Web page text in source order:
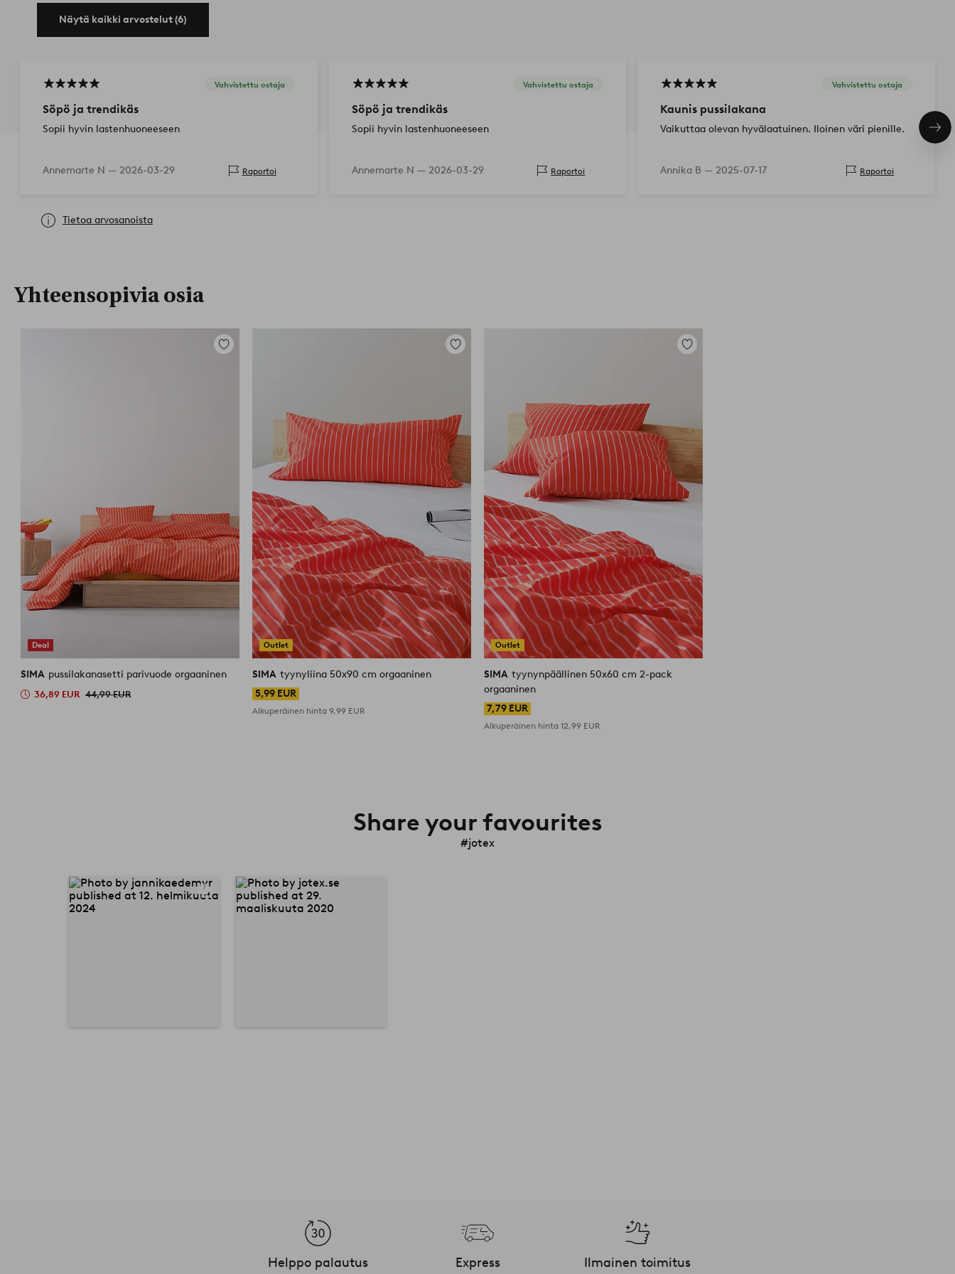
Näytä kaikki arvostelut (6)
Vahvistettu ostaja
Söpö ja trendikäs
Sopii hyvin lastenhuoneeseen
Annemarte N — 2026-03-29 Raportoi
Vahvistettu ostaja
Söpö ja trendikäs
Sopii hyvin lastenhuoneeseen
Annemarte N — 2026-03-29 Raportoi
Vahvistettu ostaja
Kaunis pussilakana
Vaikuttaa olevan hyvälaatuinen. Iloinen väri pienille.
Annika B — 2025-07-17 Raportoi
Tietoa arvosanoista
Yhteensopivia osia
Deal
Lisää
SIMA pussilakanasetti parivuode orgaaninen
36,89 EUR 44,99 EUR
Outlet
Lisää
SIMA tyynyliina 50x90 cm orgaaninen
5,99 EUR
Alkuperäinen hinta9,99 EUR
Outlet
Lisää
SIMA tyynynpäällinen 50x60 cm 2-pack
orgaaninen
7,79 EUR
Alkuperäinen hinta12,99 EUR
Share your favourites
#jotex
Helppo palautus Express Ilmainen toimitus